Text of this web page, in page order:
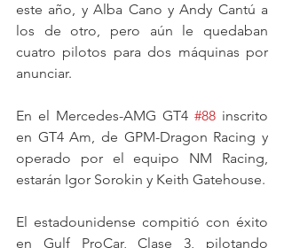
este año, y Alba Cano y Andy Cantú a
los de otro, pero aún le quedaban
cuatro pilotos para dos máquinas por
anunciar.
En el Mercedes-AMG GT4 #88 inscrito
en GT4 Am, de GPM-Dragon Racing y
operado por el equipo NM Racing,
estarán Igor Sorokin y Keith Gatehouse.
El estadounidense compitió con éxito
en Gulf ProCar, Clase 3, pilotando